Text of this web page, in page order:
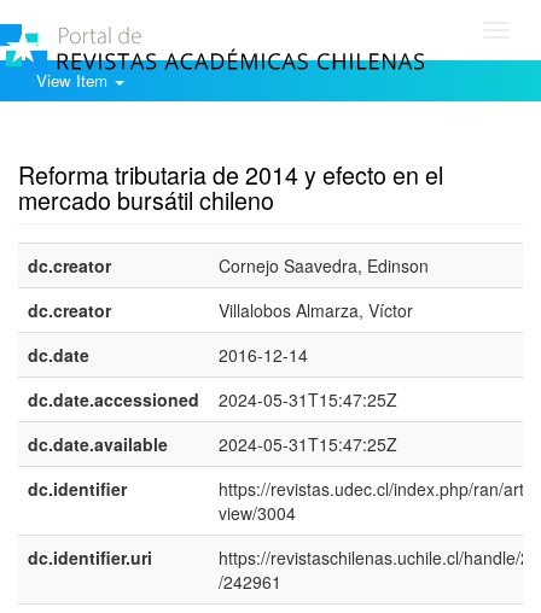
View Item
Reforma tributaria de 2014 y efecto en el
mercado bursátil chileno
dc.creator
Cornejo Saavedra, Edinson
dc.creator
Villalobos Almarza, Víctor
dc.date
2016-12-14
dc.date.accessioned
2024-05-31T15:47:25Z
dc.date.available
2024-05-31T15:47:25Z
dc.identifier
https://revistas.udec.cl/index.php/ran/
view/3004
dc.identifier.uri
https://revistaschilenas.uchile.cl/handle/
/242961